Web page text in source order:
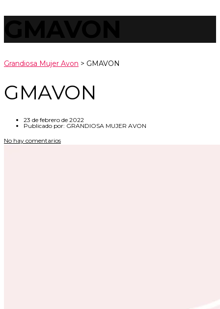
Grandiosa Mujer Avon > GMAVON
GMAVON
23 de febrero de 2022
Publicado por: GRANDIOSA MUJER AVON
No hay comentarios